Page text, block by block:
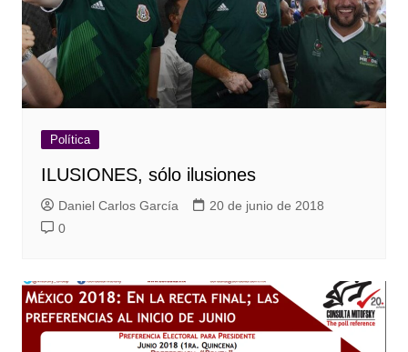
Política
ILUSIONES, sólo ilusiones
Daniel Carlos García
20 de junio de 2018
0